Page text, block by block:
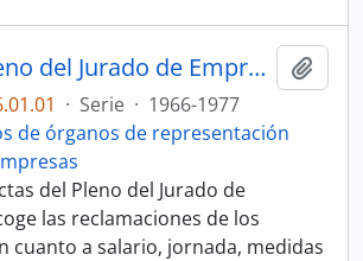
Actas del Pleno del Jurado de Empresa de Industria Subsidiaria de Aviación (ISA)
· Serie · 1966-1977
de órganos de representación
del Pleno del Jurado de
las reclamaciones de los
cuanto a salario, jornada, medidas